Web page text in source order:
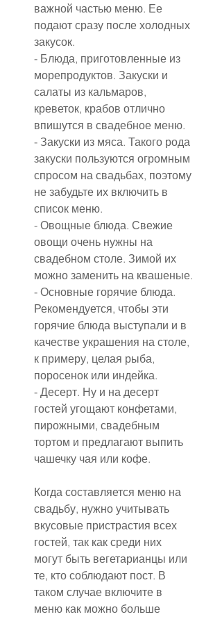
важной частью меню. Ее
подают сразу после холодных
закусок.
- Блюда, приготовленные из
морепродуктов. Закуски и
салаты из кальмаров,
креветок, крабов отлично
впишутся в свадебное меню.
- Закуски из мяса. Такого рода
закуски пользуются огромным
спросом на свадьбах, поэтому
не забудьте их включить в
список меню.
- Овощные блюда. Свежие
овощи очень нужны на
свадебном столе. Зимой их
можно заменить на квашеные.
- Основные горячие блюда.
Рекомендуется, чтобы эти
горячие блюда выступали и в
качестве украшения на столе,
к примеру, целая рыба,
поросенок или индейка.
- Десерт. Ну и на десерт
гостей угощают конфетами,
пирожными, свадебным
тортом и предлагают выпить
чашечку чая или кофе.
Когда составляется меню на
свадьбу, нужно учитывать
вкусовые пристрастия всех
гостей, так как среди них
могут быть вегетарианцы или
те, кто соблюдают пост. В
таком случае включите в
меню как можно больше